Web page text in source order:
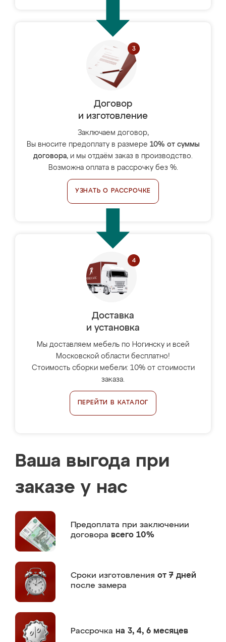
Договор
и изготовление
Заключаем договор,
Вы вносите предоплату в размере 10% от суммы
договора, и мы отдаём заказ в производство.
Возможна оплата в рассрочку без %.
УЗНАТЬ О РАССРОЧКЕ
Доставка
и установка
Мы доставляем мебель по Ногинску и всей
Московской области бесплатно!
Стоимость сборки мебели: 10% от стоимости
заказа.
ПЕРЕЙТИ В КАТАЛОГ
Ваша выгода при
заказе у нас
Предоплата при заключении
договора всего 10%
Сроки изготовления от 7 дней
после замера
Рассрочка на 3, 4, 6 месяцев